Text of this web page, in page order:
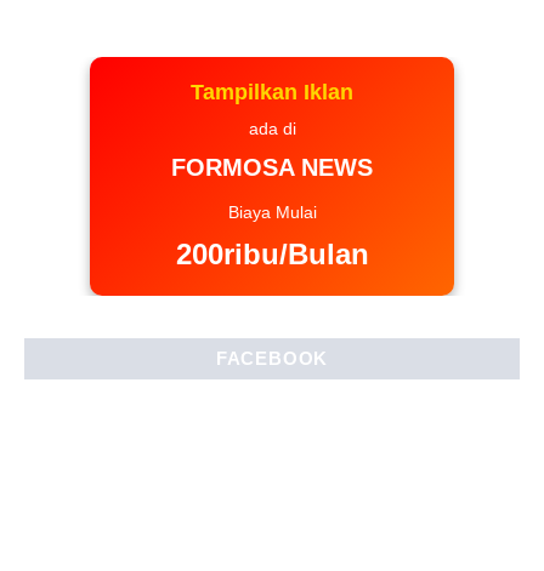
Tampilkan Iklan
ada di
FORMOSA NEWS
Biaya Mulai
200ribu/Bulan
FACEBOOK